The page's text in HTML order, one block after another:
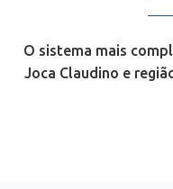
O sistema mais
Joca Claudino e